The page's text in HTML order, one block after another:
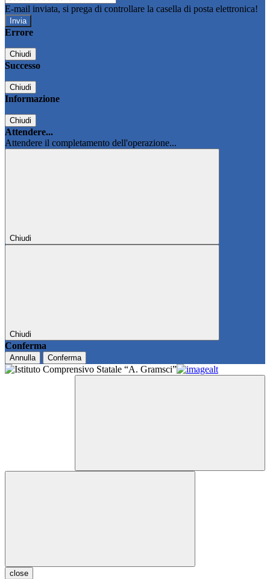
E-mail inviata, si prega di controllare la casella di posta elettronica!
Errore
Chiudi
Successo
Chiudi
Informazione
Chiudi
Attendere...
Attendere il completamento dell'operazione...
Chiudi
Chiudi
Conferma
Annulla Conferma
close